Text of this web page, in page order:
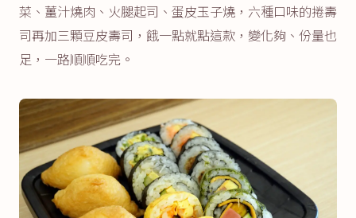
菜、薑汁燒肉、火腿起司、蛋皮玉子燒，六種口味的捲壽
司再加三顆豆皮壽司，餓一點就點這款，變化夠、份量也
足，一路順順吃完。